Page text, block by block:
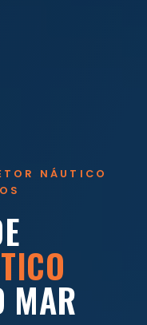
NÁUTICO
MAR